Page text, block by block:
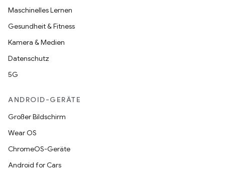
Maschinelles Lernen
Gesundheit & Fitness
Kamera & Medien
Datenschutz
5G
ANDROID-GERÄTE
Großer Bildschirm
Wear OS
ChromeOS-Geräte
Android for Cars